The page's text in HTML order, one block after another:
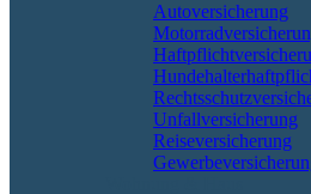
Autoversicherung
Unfallversicherung
Reiseversicherung